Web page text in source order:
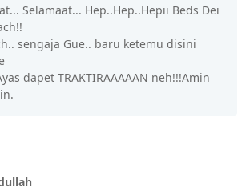
Selamaat... Hep..Hep..Hepii Beds Dei
sengaja Gue.. baru ketemu disini
dapet TRAKTIRAAAAAN neh!!!Amin